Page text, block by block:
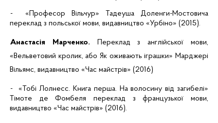
- «Професор Вільчур» Тадеуша
Доленги-Мостовича
переклад з польської мови, видавництво «Урбіно» (2015).
Анастасія Марченко.
Переклад з англійської мови,
«Вельветовий кролик, або Як оживають іграшки» Марджері
Вільямс, видавництво «Час майстрів» (2016)
- «Тобі Лолнесс. Книга перша. На волосину від загибелі»
Тімоте деФомбеля переклад з французької мови,
видавництво «Час майстрів» (2016).